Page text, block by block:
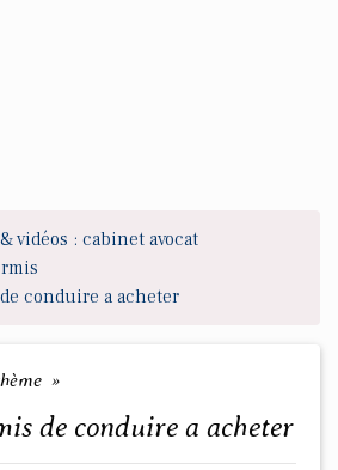
vidéos : cabinet avocat
conduire a acheter
»
de conduire a acheter